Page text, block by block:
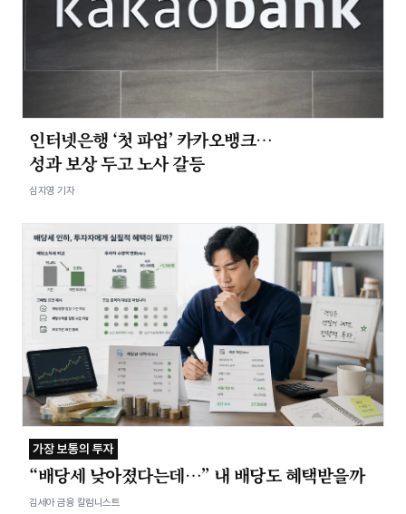
인터넷은행 ‘첫 파업’ 카카오뱅크…
성과 보상 두고 노사 갈등
심지영 기자
가장 보통의 투자
“배당세 낮아졌다는데…⁠” 내 배당도 혜택받을까
김세아 금융 칼럼니스트